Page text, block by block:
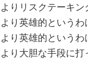
よりリスクテーキ
より英雄的というわ
より英雄的というわ
より大胆な手段に